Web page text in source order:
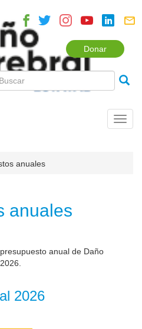
Donar
anuales
anuales
anual de Daño
2026